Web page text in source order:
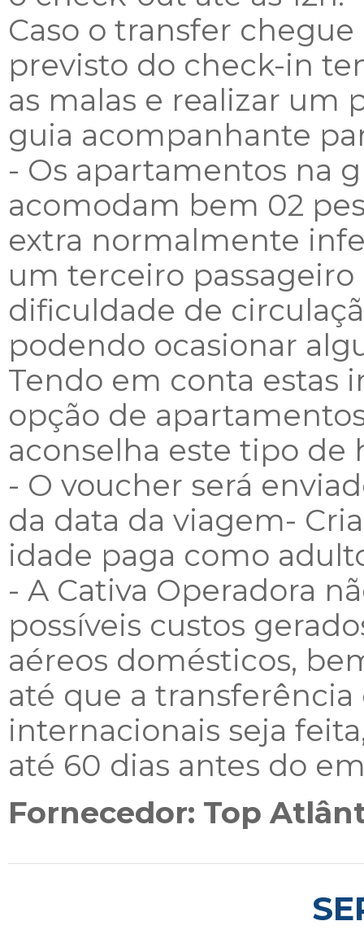
Caso o transfer
previsto do check-in
as malas e realizar um
guia acompanhante
- Os apartamentos na
acomodam bem 02
extra normalmente
um terceiro
dificuldade de
podendo ocasionar
Tendo em conta estas
opção de
aconselha este tipo de
- O voucher será
da data da viagem-
idade paga como
- A Cativa Operadora
possíveis custos
aéreos domésticos,
até que a
internacionais seja
até 60 dias antes do
Fornecedor: Top